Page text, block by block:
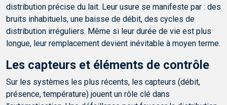
distribution précise du lait. Leur usure se manifeste par : des
bruits inhabituels, une baisse de débit, des cycles de
distribution irréguliers. Même si leur durée de vie est plus
longue, leur remplacement devient inévitable à moyen terme.
Les capteurs et éléments de contrôle
Sur les systèmes les plus récents, les capteurs (débit,
présence, température) jouent un rôle clé dans